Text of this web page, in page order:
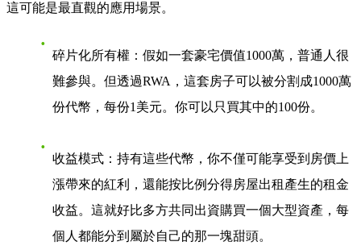
這可能是最直觀的應用場景。
碎片化所有權 ：假如一套豪宅價值1000萬，普通人很
難參與。但透過RWA，這套房子可以被分割成1000萬
份代幣，每份1美元。你可以只買其中的100份。
收益模式 ：持有這些代幣，你不僅可能享受到房價上
漲帶來的紅利，還能按比例分得房屋出租產生的租金
收益。 這就好比多方共同出資購買一個大型資產 ，每
個人都能分到屬於自己的那一塊甜頭。